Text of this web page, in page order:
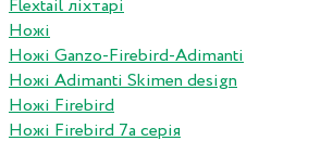
Flextail ліхтарі
Ножі
Ножі Ganzo-Firebird-Adimanti
Ножі Adimanti Skimen design
Ножі Firebird
Ножі Firebird 7а серія